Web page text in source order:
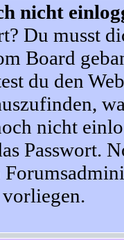
nicht
Du musst
Board
du den
nicht
Passwort.